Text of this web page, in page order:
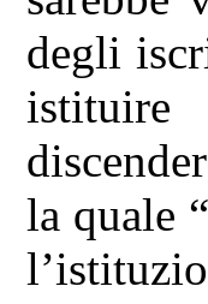
degli
istituire
la quale